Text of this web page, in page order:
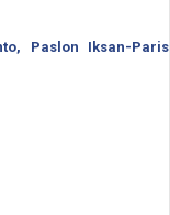
Paslon Iksan-Paris